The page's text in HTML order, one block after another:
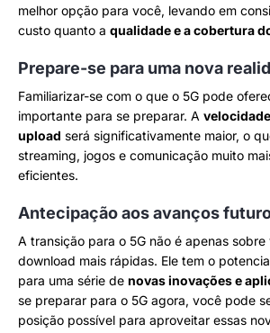
melhor opção para você, levando em
custo quanto a qualidade e a cobertura
Prepare-se para uma nova
Familiarizar-se com o que o 5G pode
importante para se preparar. A
upload será significativamente maior, o
streaming, jogos e comunicação muito
eficientes.
Antecipação aos avanços
A transição para o 5G não é apenas
download mais rápidas. Ele tem o
para uma série de novas inovações e
se preparar para o 5G agora, você pode
posição possível para aproveitar essas